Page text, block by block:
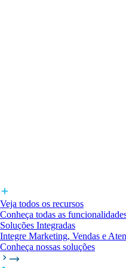
Veja todos os recursos
Conheça todas as
Soluções Integradas
Integre Marketing, Vendas e
Conheça nossas soluções